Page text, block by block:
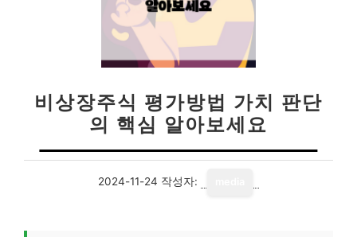
비상장주식 평가방법 가치 판단
의 핵심 알아보세요
2024-11-24 작성자: